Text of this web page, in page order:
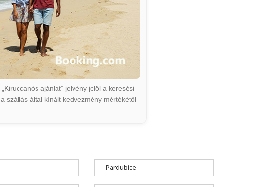
ajánlat” jelvény jelöl a keresési
szállás által kínált kedvezmény mértékétől
Pardubice